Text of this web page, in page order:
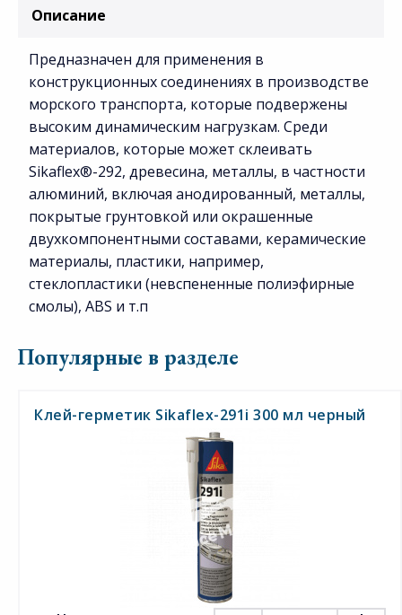
Описание
Предназначен для применения в
конструкционных соединениях в производстве
морского транспорта, которые подвержены
высоким динамическим нагрузкам. Среди
материалов, которые может склеивать
Sikaflex®-292, древесина, металлы, в частности
алюминий, включая анодированный, металлы,
покрытые грунтовкой или окрашенные
двухкомпонентными составами, керамические
материалы, пластики, например,
стеклопластики (невспененные полиэфирные
смолы), ABS и т.п
Популярные в разделе
Клей-герметик Sikaflex-291i 300 мл черный